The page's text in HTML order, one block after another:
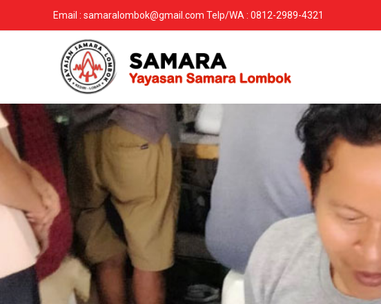
Email : samaralombok@gmail.com Telp/WA : 0812-2989-4321